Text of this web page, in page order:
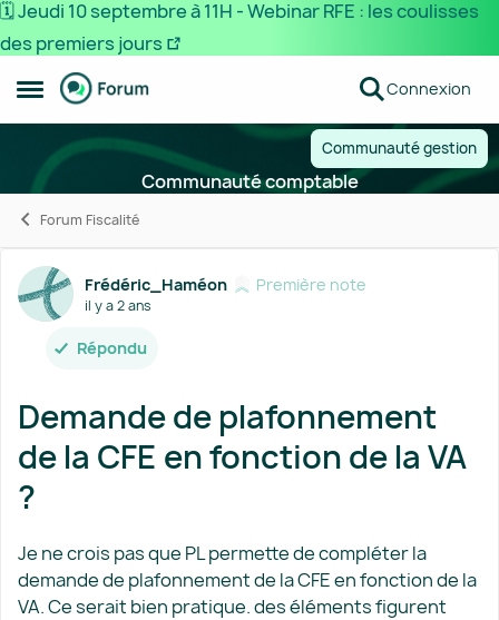
🗓️ Jeudi 10 septembre à 11H - Webinar RFE : les coulisses
des premiers jours
Ouvrir Menu Latéral
Passer au contenu Connexion
Communauté gestion
Communauté comptable
Forum Fiscalité
Forum Discussion
Frédéric_Haméon Première note
il y a 2 ans
Répondu
Demande de plafonnement
de la CFE en fonction de la VA
?
Je ne crois pas que PL permette de compléter la
demande de plafonnement de la CFE en fonction de la
VA. Ce serait bien pratique. des éléments figurent